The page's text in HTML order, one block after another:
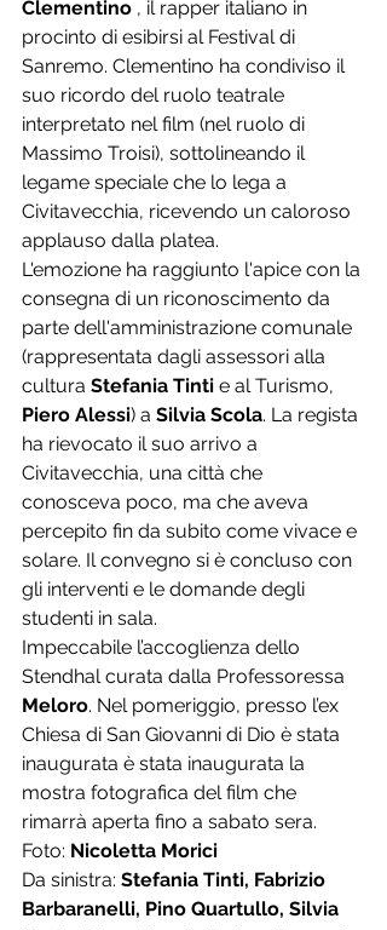
Clementino , il rapper italiano in
procinto di esibirsi al Festival di
Sanremo. Clementino ha condiviso il
suo ricordo del ruolo teatrale
interpretato nel film (nel ruolo di
Massimo Troisi), sottolineando il
legame speciale che lo lega a
Civitavecchia, ricevendo un caloroso
applauso dalla platea.
L'emozione ha raggiunto l'apice con la
consegna di un riconoscimento da
parte dell'amministrazione comunale
(rappresentata dagli assessori alla
cultura Stefania Tinti e al Turismo,
Piero Alessi) a Silvia Scola. La regista
ha rievocato il suo arrivo a
Civitavecchia, una città che
conosceva poco, ma che aveva
percepito fin da subito come vivace e
solare. Il convegno si è concluso con
gli interventi e le domande degli
studenti in sala.
Impeccabile l’accoglienza dello
Stendhal curata dalla Professoressa
Meloro. Nel pomeriggio, presso l’ex
Chiesa di San Giovanni di Dio è stata
inaugurata è stata inaugurata la
mostra fotografica del film che
rimarrà aperta fino a sabato sera.
Foto: Nicoletta Morici
Da sinistra: Stefania Tinti, Fabrizio
Barbaranelli, Pino Quartullo, Silvia